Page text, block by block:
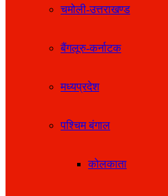
चमोली-उत्तराखण्ड
बैंगलूरु-कर्नाटक
मध्यप्रदेश
पश्चिम बंगाल
कोलकाता